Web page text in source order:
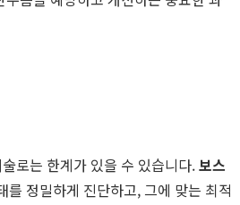
로는 한계가 있을 수 있습니다.보스
정밀하게 진단하고, 그에 맞는 최적